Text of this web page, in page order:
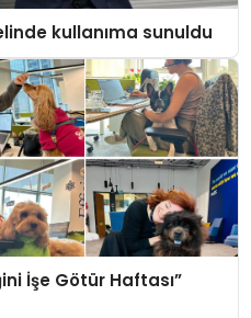
kullanıma sunuldu
İşe Götür Haftası”